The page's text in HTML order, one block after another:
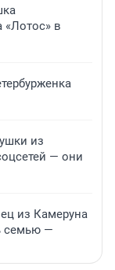
«Лотос» в
из
— они
из Камеруна
семью —